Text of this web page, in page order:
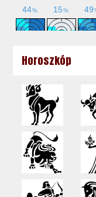
Horoszkóp